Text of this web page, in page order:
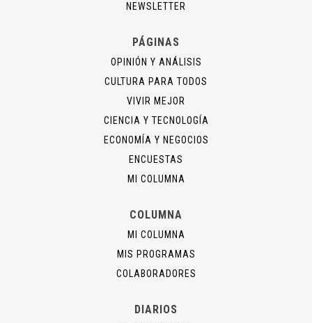
NEWSLETTER
PÁGINAS
OPINIÓN Y ANÁLISIS
CULTURA PARA TODOS
VIVIR MEJOR
CIENCIA Y TECNOLOGÍA
ECONOMÍA Y NEGOCIOS
ENCUESTAS
MI COLUMNA
COLUMNA
MI COLUMNA
MIS PROGRAMAS
COLABORADORES
DIARIOS